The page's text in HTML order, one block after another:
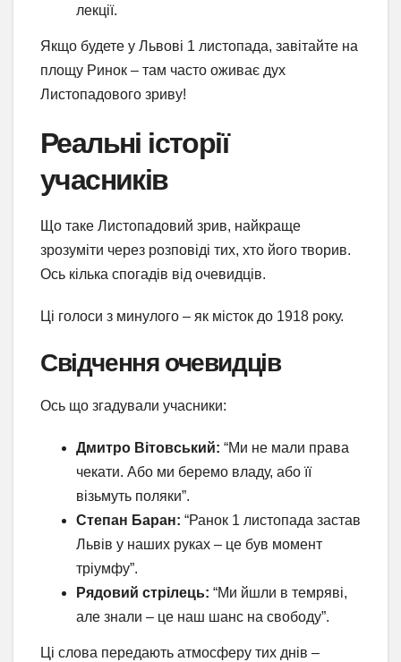
лекції.
Якщо будете у Львові 1 листопада, завітайте на
площу Ринок – там часто оживає дух
Листопадового зриву!
Реальні історії
учасників
Що таке Листопадовий зрив, найкраще
зрозуміти через розповіді тих, хто його творив.
Ось кілька спогадів від очевидців.
Ці голоси з минулого – як місток до 1918 року.
Свідчення очевидців
Ось що згадували учасники:
Дмитро Вітовський: “Ми не мали права
чекати. Або ми беремо владу, або її
візьмуть поляки”.
Степан Баран: “Ранок 1 листопада застав
Львів у наших руках – це був момент
тріумфу”.
Рядовий стрілець: “Ми йшли в темряві,
але знали – це наш шанс на свободу”.
Ці слова передають атмосферу тих днів –